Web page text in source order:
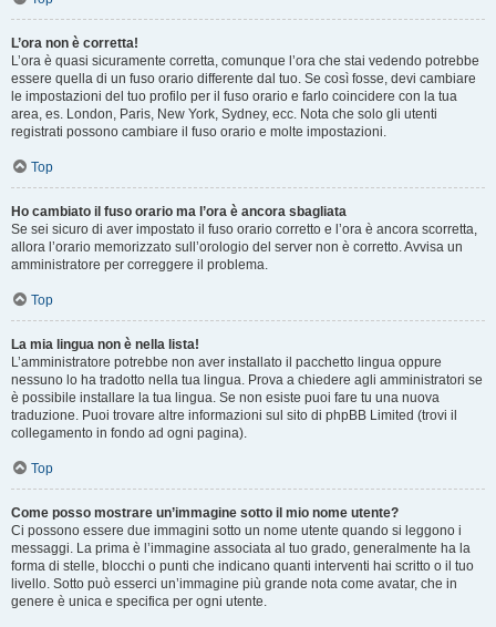
L’ora non è corretta!
L’ora è quasi sicuramente corretta, comunque l’ora che stai vedendo potrebbe
essere quella di un fuso orario differente dal tuo. Se così fosse, devi cambiare
le impostazioni del tuo profilo per il fuso orario e farlo coincidere con la tua
area, es. London, Paris, New York, Sydney, ecc. Nota che solo gli utenti
registrati possono cambiare il fuso orario e molte impostazioni.
Top
Ho cambiato il fuso orario ma l’ora è ancora sbagliata
Se sei sicuro di aver impostato il fuso orario corretto e l’ora è ancora scorretta,
allora l’orario memorizzato sull’orologio del server non è corretto. Avvisa un
amministratore per correggere il problema.
Top
La mia lingua non è nella lista!
L’amministratore potrebbe non aver installato il pacchetto lingua oppure
nessuno lo ha tradotto nella tua lingua. Prova a chiedere agli amministratori se
è possibile installare la tua lingua. Se non esiste puoi fare tu una nuova
traduzione. Puoi trovare altre informazioni sul sito di phpBB Limited (trovi il
collegamento in fondo ad ogni pagina).
Top
Come posso mostrare un’immagine sotto il mio nome utente?
Ci possono essere due immagini sotto un nome utente quando si leggono i
messaggi. La prima è l’immagine associata al tuo grado, generalmente ha la
forma di stelle, blocchi o punti che indicano quanti interventi hai scritto o il tuo
livello. Sotto può esserci un’immagine più grande nota come avatar, che in
genere è unica e specifica per ogni utente.